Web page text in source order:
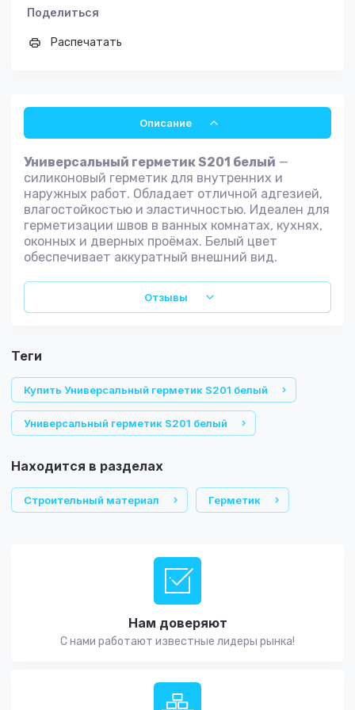
Поделиться
Распечатать
Описание
Универсальный герметик S201 белый —
силиконовый герметик для внутренних и
наружных работ. Обладает отличной адгезией,
влагостойкостью и эластичностью. Идеален для
герметизации швов в ванных комнатах, кухнях,
оконных и дверных проёмах. Белый цвет
обеспечивает аккуратный внешний вид.
Отзывы
теги
Купить Универсальный герметик S201 белый
Универсальный герметик S201 белый
Находится в разделах
Строительный материал Герметик
Нам доверяют
С нами работают известные лидеры рынка!